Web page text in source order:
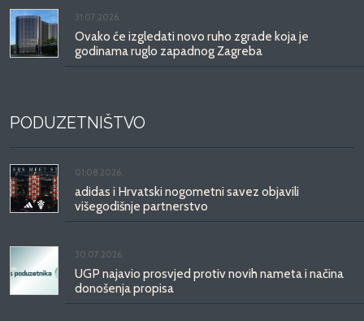
31.07.2026.
Ovako će izgledati novo ruho zgrade koja je
godinama ruglo zapadnog Zagreba
PODUZETNIŠTVO
01.08.2026.
adidas i Hrvatski nogometni savez objavili
višegodišnje partnerstvo
30.07.2026.
UGP najavio prosvjed protiv novih nameta i načina
donošenja propisa